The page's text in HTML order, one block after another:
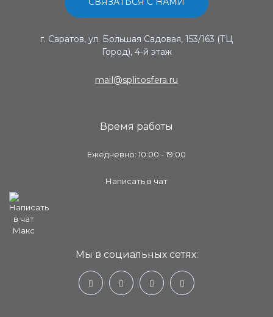
г. Саратов, ул. Большая Садовая, 153/163 (ТЦ
Город), 4-й этаж
mail@splitosfera.ru
Время работы
Ежедневно: 10:00 - 19:00
Написать в чат
Мы в социальных сетях: